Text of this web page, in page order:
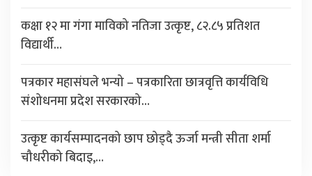
कक्षा १२ मा गंगा माविको नतिजा उत्कृष्ट, ८२.८५ प्रतिशत
विद्यार्थी…
पत्रकार महासंघले भन्यो – पत्रकारिता छात्रवृत्ति कार्यविधि
संशोधनमा प्रदेश सरकारको…
उत्कृष्ट कार्यसम्पादनको छाप छोड्दै ऊर्जा मन्त्री सीता शर्मा
चौधरीको बिदाइ,…